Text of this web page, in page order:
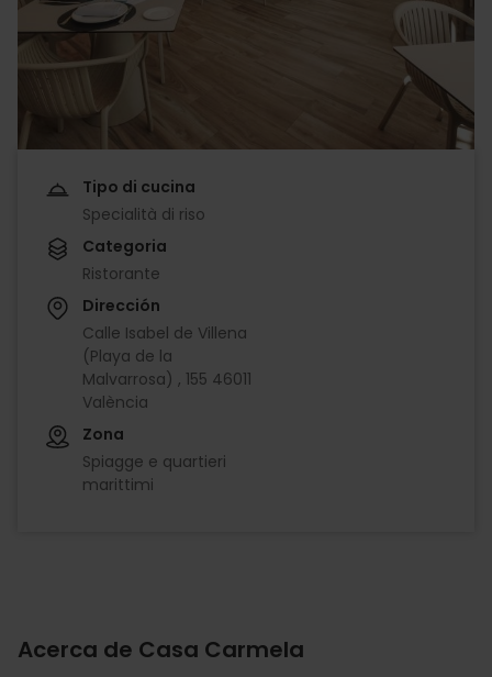
Tipo di cucina
Specialità di riso
Categoria
Ristorante
Dirección
Calle Isabel de Villena
(Playa de la
Malvarrosa) , 155 46011
València
Zona
Spiagge e quartieri
marittimi
Acerca de Casa Carmela